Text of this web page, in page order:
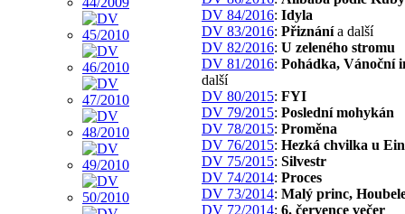
DV 84/2016: Idyla
DV 83/2016: Přiznánía další
DV 82/2016: U zeleného stromu
DV 81/2016: Pohádka, Vánoční
další
DV 80/2015: FYI
DV 79/2015: Poslední mohykán
DV 78/2015: Proměna
DV 76/2015: Hezká chvilka u
DV 75/2015: Silvestr
DV 74/2014: Proces
DV 73/2014: Malý princ,
DV 72/2014: 6. července večer